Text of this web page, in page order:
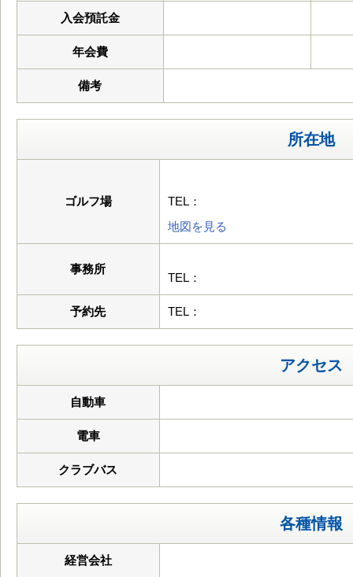
入会預託金
年会費
備考
所在地
ゴルフ場
TEL：
地図を見る
事務所
TEL：
予約先 TEL：
アクセス
自動車
電車
クラブバス
各種情報
経営会社